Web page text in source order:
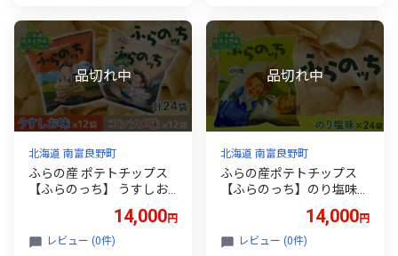
便
北海道 南富良野町
ふらの産 ポテトチップス
【ふらのっち】 うすしお
味 ＆ コンソメ味 セット ふ
らの農業協同組合(南富良
野町) ジャガイモ うすしお
14,000円
レビュー (0件)
北海道 南富良野町
ふらの産ポテトチップス
【ふらのっち】のり塩味2
4袋 ふらの農業協同組合
(南富良野町) ジャガイモ
のり塩 芋 菓子 スナック じ
14,000円
レビュー (0件)